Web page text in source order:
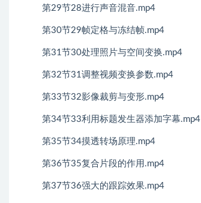
第29节28进行声音混音.mp4
第30节29帧定格与冻结帧.mp4
第31节30处理照片与空间变换.mp4
第32节31调整视频变换参数.mp4
第33节32影像裁剪与变形.mp4
第34节33利用标题发生器添加字幕.mp4
第35节34摸透转场原理.mp4
第36节35复合片段的作用.mp4
第37节36强大的跟踪效果.mp4